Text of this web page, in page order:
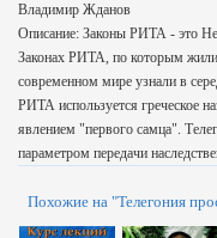
Владимир Жданов
Описание: Законы РИТА - это
Законах РИТА, по которым
современном мире узнали в
РИТА используется греческое
явлением "первого самца".
параметром передачи
Похожие на "Телегония